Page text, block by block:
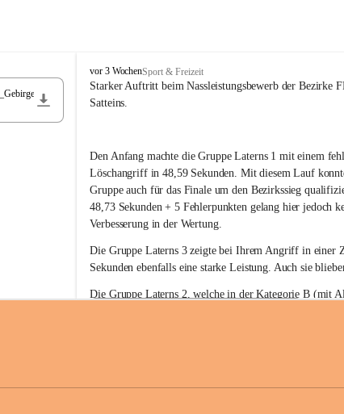
F
r
e
l
l
i
g
e
F
e
u
e
r
w
t
vor 3 WochenSport & Freizeit
Starker Auftritt beim Nassleistungsbewerb der Bezirke
Satteins.
Den Anfang machte die Gruppe Laterns 1 mit einem
Löschangriff in 48,59 Sekunden. Mit diesem Lauf
Gruppe auch für das Finale um den Bezirkssieg
48,73 Sekunden + 5 Fehlerpunkten gelang hier jedoch
Verbesserung in der Wertung.
Die Gruppe Laterns 3 zeigte bei Ihrem Angriff in einer
Sekunden ebenfalls eine starke Leistung. Auch sie
Die Gruppe Laterns 2, welche in der Kategorie B (mit